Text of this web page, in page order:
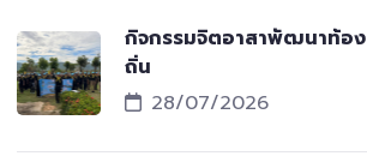
กิจกรรมจิตอาสาพัฒนาท้อง
ถิ่น
28/07/2026